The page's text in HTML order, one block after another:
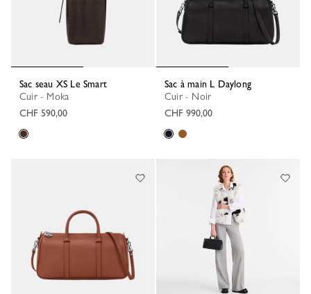
Sac seau XS Le Smart
Cuir - Moka
CHF 590,00
Sac à main L Daylong
Cuir - Noir
CHF 990,00